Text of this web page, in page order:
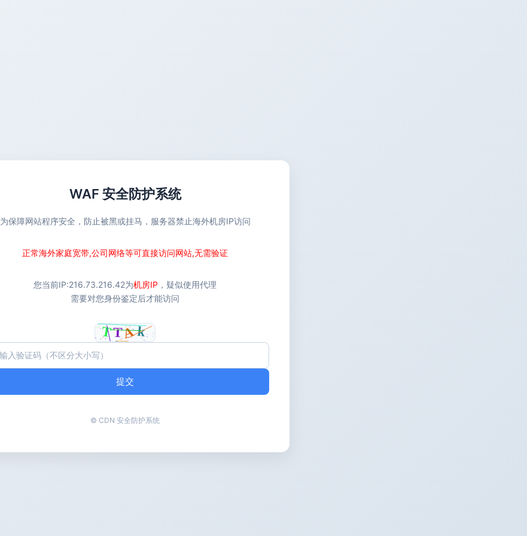
WAF 安全防护系统
为保障网站程序安全，防止被黑或挂马，服务器禁止海外机房IP访问
正常海外家庭宽带,公司网络等可直接访问网站,无需验证
您当前IP:216.73.216.42为机房IP ，疑似使用代理
需要对您身份鉴定后才能访问
提交
© CDN 安全防护系统